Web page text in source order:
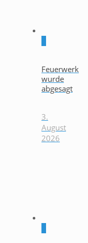
Feuerwerk
wurde
abgesagt
3.
August
2026